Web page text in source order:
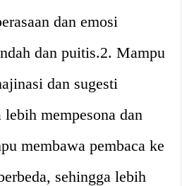
dan emosi
dan puitis.2. Mampu
dan sugesti
lebih mempesona dan
membawa pembaca ke
sehingga lebih